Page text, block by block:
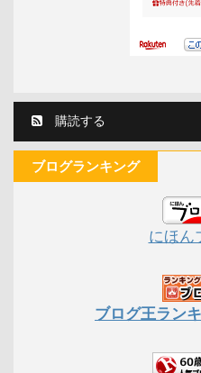
購読する
ブログランキング
にほん
ブログ王ラン